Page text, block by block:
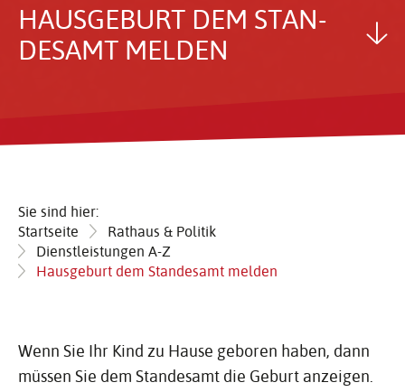
HAUS­GE­BURT DEM STAN­
DESAMT MELDEN
Sie sind hier:
Startseite
Rathaus & Politik
Dienstleistungen A-Z
Hausgeburt dem Standesamt melden
Wenn Sie Ihr Kind zu Hause geboren haben, dann
müssen Sie dem Standesamt die Geburt anzeigen.